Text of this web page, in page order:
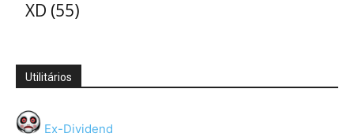
XD (55)
Utilitários
Ex-Dividend